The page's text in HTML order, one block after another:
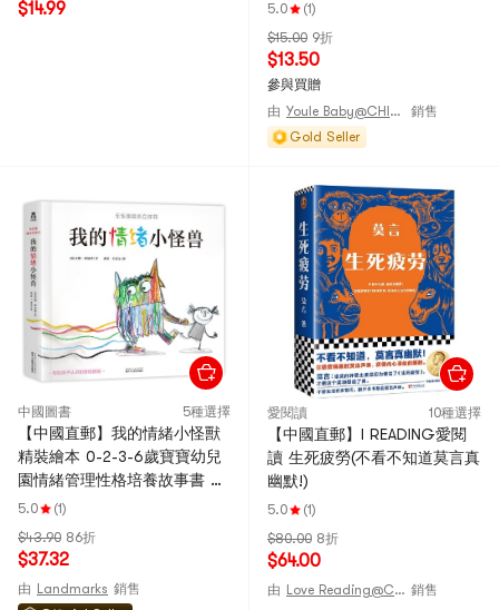
$14.99 5.0
(1)
$15.00 9折
$13.50
參與買贈
由
Youle Baby@CHINA
銷售
Gold Seller
中國圖書 5種選擇
【中國直郵】我的情緒小怪獸
精裝繪本 0-2-3-6歲寶寶幼兒
園情緒管理性格培養故事書 兒
童啟蒙認知讀物 早期教育3D立
5.0
(1)
$43.90 86折
$37.32
由 Landmarks 銷售
愛閱讀 10種選擇
【中國直郵】I READING愛閱
讀 生死疲勞(不看不知道莫言真
幽默!)
5.0
(1)
$80.00 8折
$64.00
由 Love Reading@CHINA 銷售